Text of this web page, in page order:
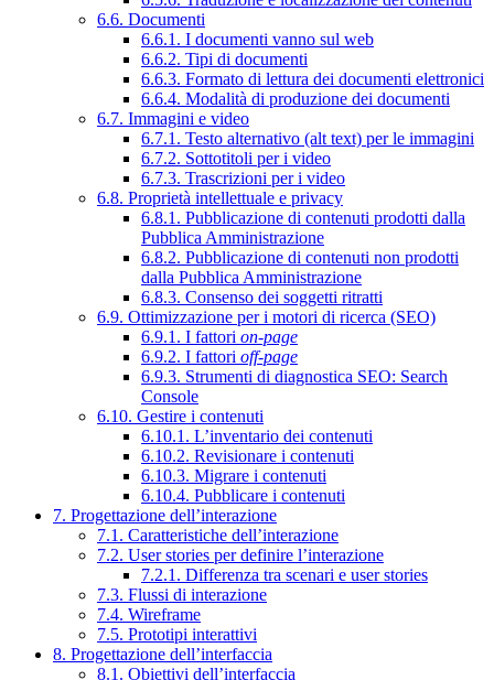
6.6. Documenti
6.6.1. I documenti vanno sul web
6.6.2. Tipi di documenti
6.6.3. Formato di lettura dei documenti elettronici
6.6.4. Modalità di produzione dei documenti
6.7. Immagini e video
6.7.1. Testo alternativo (alt text) per le immagini
6.7.2. Sottotitoli per i video
6.7.3. Trascrizioni per i video
6.8. Proprietà intellettuale e privacy
6.8.1. Pubblicazione di contenuti prodotti dalla
Pubblica Amministrazione
6.8.2. Pubblicazione di contenuti non prodotti
dalla Pubblica Amministrazione
6.8.3. Consenso dei soggetti ritratti
6.9. Ottimizzazione per i motori di ricerca (SEO)
6.9.1. I fattori on-page
6.9.2. I fattori off-page
6.9.3. Strumenti di diagnostica SEO: Search
Console
6.10. Gestire i contenuti
6.10.1. L’inventario dei contenuti
6.10.2. Revisionare i contenuti
6.10.3. Migrare i contenuti
6.10.4. Pubblicare i contenuti
7. Progettazione dell’interazione
7.1. Caratteristiche dell’interazione
7.2. User stories per definire l’interazione
7.2.1. Differenza tra scenari e user stories
7.3. Flussi di interazione
7.4. Wireframe
7.5. Prototipi interattivi
8. Progettazione dell’interfaccia
8.1. Obiettivi dell’interfaccia